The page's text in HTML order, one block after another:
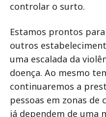
controlar o surto.
Estamos prontos
outros
uma escalada da
doença. Ao mesmo
continuaremos a
pessoas em zonas
já dependem de uma